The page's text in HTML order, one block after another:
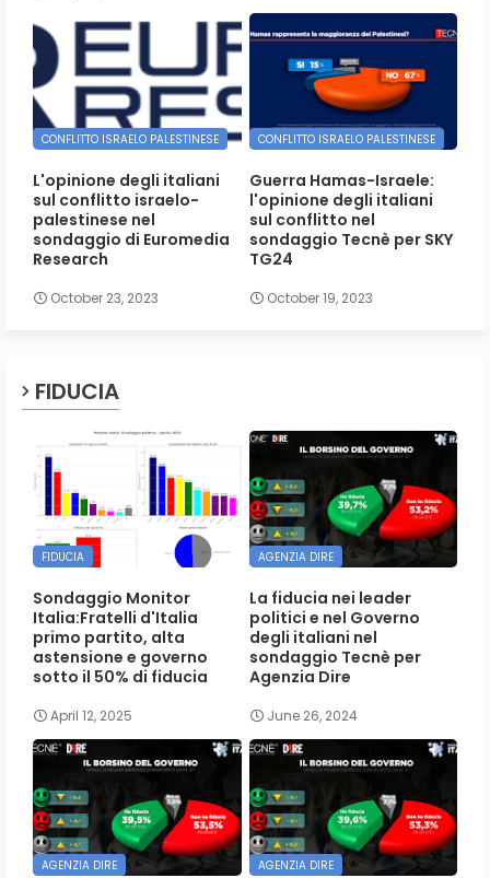
CONFLITTO ISRAELO PALESTINESE
L'opinione degli italiani
sul conflitto israelo-
palestinese nel
sondaggio di Euromedia
Research
October 23, 2023
CONFLITTO ISRAELO PALESTINESE
Guerra Hamas-Israele:
l'opinione degli italiani
sul conflitto nel
sondaggio Tecnè per SKY
TG24
October 19, 2023
FIDUCIA
FIDUCIA
Sondaggio Monitor
Italia:Fratelli d'Italia
primo partito, alta
astensione e governo
sotto il 50% di fiducia
April 12, 2025
AGENZIA DIRE
La fiducia nei leader
politici e nel Governo
degli italiani nel
sondaggio Tecnè per
Agenzia Dire
June 26, 2024
AGENZIA DIRE AGENZIA DIRE